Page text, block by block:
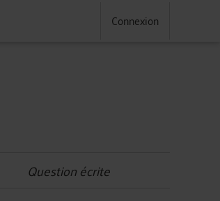
Connexion
Question écrite